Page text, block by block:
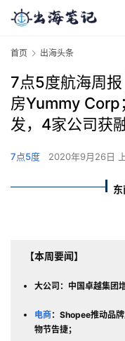
首页 出海头条
7点5度航海周
房Yummy Corp
发，4家公司获
7点5度 2020年9月26日
【本周要闻】
大公司：中国卓越集团
电商：Shopee推动品
物节告捷；